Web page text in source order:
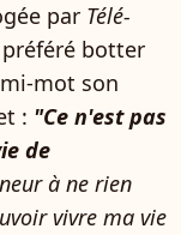
par Télé-
botter
mot son
: "Ce n'est pas
de
à ne rien
vivre ma vie